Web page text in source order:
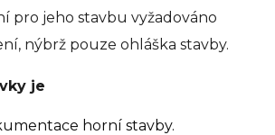
pro jeho stavbu vyžadováno
nýbrž pouze ohláška stavby.
je
horní stavby.